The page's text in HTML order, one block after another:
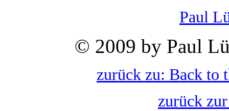
Paul
© 2009 by Paul
zurück zu: Back to
zurück